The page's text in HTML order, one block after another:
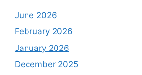
June 2026
February 2026
January 2026
December 2025